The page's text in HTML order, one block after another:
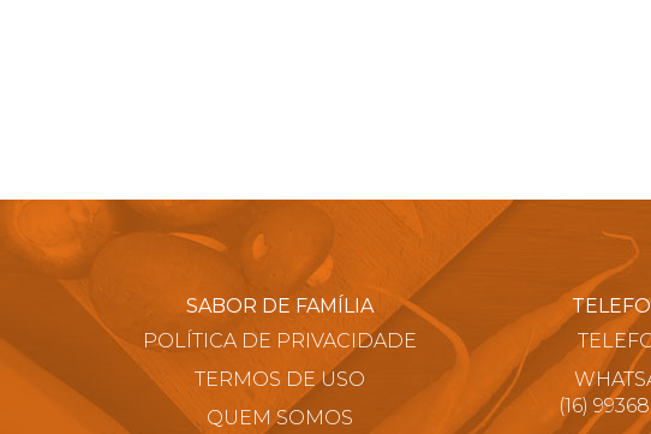
SABOR DE FAMÍLIA
POLÍTICA DE PRIVACIDADE
TERMOS DE USO
QUEM SOMOS
(16)